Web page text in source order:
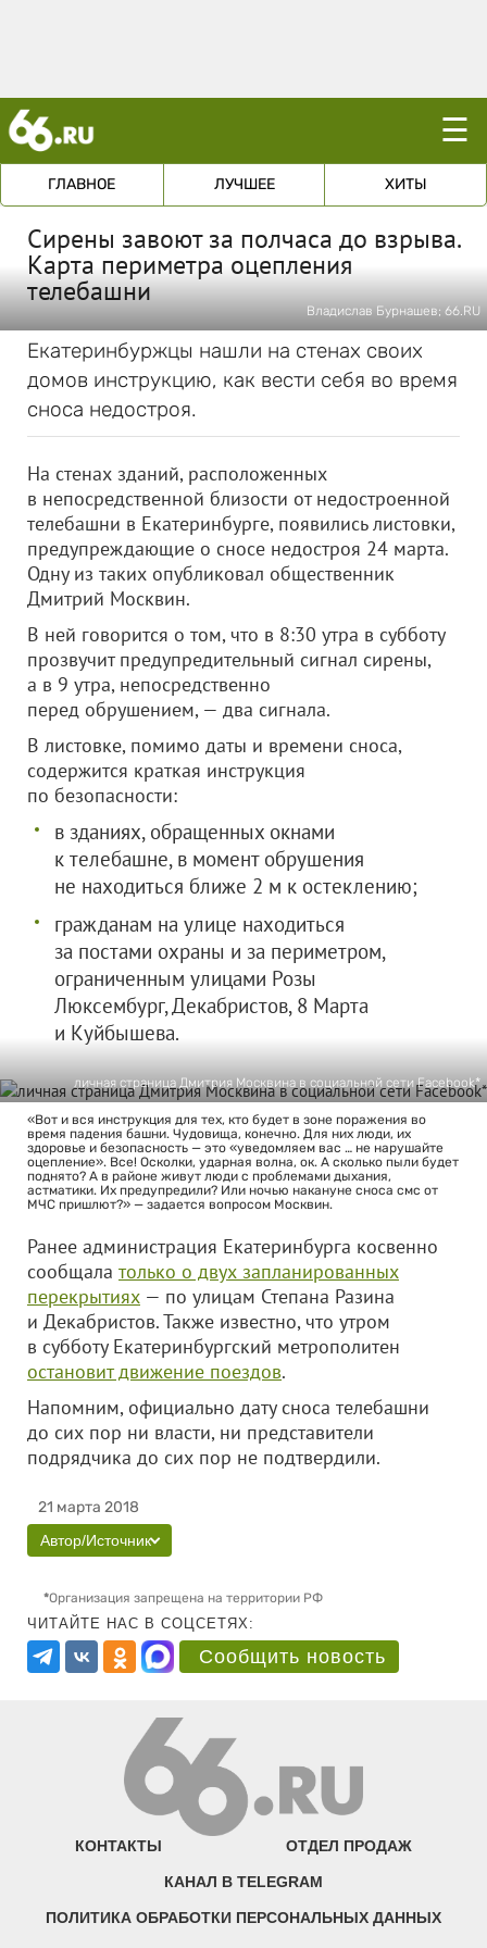
☰
ГЛАВНОЕ ЛУЧШЕЕ ХИТЫ
Сирены завоют за полчаса до взрыва.
Карта периметра оцепления
телебашни
Владислав Бурнашев; 66.RU
Екатеринбуржцы нашли на стенах своих
домов инструкцию, как вести себя во время
сноса недостроя.
На стенах зданий, расположенных
в непосредственной близости от недостроенной
телебашни в Екатеринбурге, появились листовки,
предупреждающие о сносе недостроя 24 марта.
Одну из таких опубликовал общественник
Дмитрий Москвин.
В ней говорится о том, что в 8:30 утра в субботу
прозвучит предупредительный сигнал сирены,
а в 9 утра, непосредственно
перед обрушением, — два сигнала.
В листовке, помимо даты и времени сноса,
содержится краткая инструкция
по безопасности:
в зданиях, обращенных окнами
к телебашне, в момент обрушения
не находиться ближе 2 м к остеклению;
гражданам на улице находиться
за постами охраны и за периметром,
ограниченным улицами Розы
Люксембург, Декабристов, 8 Марта
и Куйбышева.
личная страница Дмитрия Москвина в социальной сети Facebook*
«Вот и вся инструкция для тех, кто будет в зоне поражения во
время падения башни. Чудовища, конечно. Для них люди, их
здоровье и безопасность — это «уведомляем вас … не нарушайте
оцепление». Все! Осколки, ударная волна, ок. А сколько пыли будет
поднято? А в районе живут люди с проблемами дыхания,
астматики. Их предупредили? Или ночью накануне сноса смс от
МЧС пришлют?» — задается вопросом Москвин.
Ранее администрация Екатеринбурга косвенно
сообщала только о двух запланированных
перекрытиях — по улицам Степана Разина
и Декабристов. Также известно, что утром
в субботу Екатеринбургский метрополитен
остановит движение поездов.
Напомним, официально дату сноса телебашни
до сих пор ни власти, ни представители
подрядчика до сих пор не подтвердили.
21 марта 2018
Автор/Источник
*Организация запрещена на территории РФ
ЧИТАЙТЕ НАС В СОЦСЕТЯХ:
Сообщить новость
КОНТАКТЫ ОТДЕЛ ПРОДАЖ
КАНАЛ В TELEGRAM
ПОЛИТИКА ОБРАБОТКИ ПЕРСОНАЛЬНЫХ ДАННЫХ